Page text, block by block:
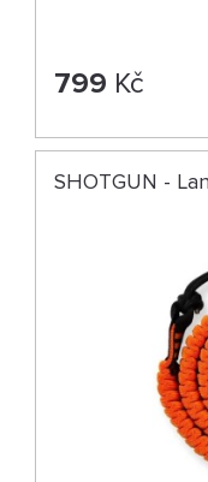
799 Kč
SHOTGUN -